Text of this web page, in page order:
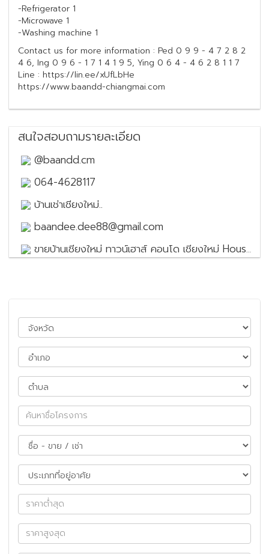
-Refrigerator 1
-Microwave 1
-Washing machine 1
Contact us for more information : Ped 0 9 9 - 4 7 2 8 2
4 6, Ing 0 9 6 - 1 7 1 4 1 9 5, Ying 0 6 4 - 4 6 2 8 1 1 7
Line : https://lin.ee/xUfLbHe
https://www.baandd-chiangmai.com
สนใจสอบถามรายละเอียด
@baandd.cm
064-4628117
บ้านเช่าเชียงใหม่..
baandee.dee88@gmail.com
ขายบ้านเชียงใหม่ ทาวน์เฮาส์ คอนโด เชียงใหม่ House for sale in Chiang Mai